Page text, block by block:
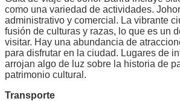
como una variedad de actividades.
administrativo y comercial. La vibrante
fusión de culturas y razas, lo que es un
visitar. Hay una abundancia de
para disfrutar en la ciudad. Lugares de
arrojan algo de luz sobre la historia de
patrimonio cultural.
Transporte